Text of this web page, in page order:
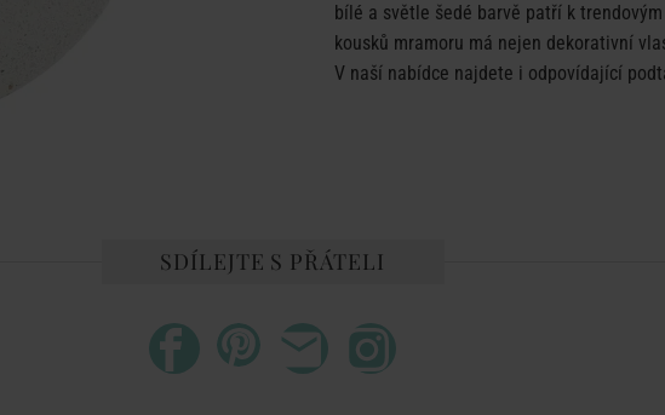
bílé a světle šedé barvě patří k
kousků mramoru má nejen dekorativní
V naší nabídce najdete i odpovídající
SDÍLEJTE S PŘÁTELI